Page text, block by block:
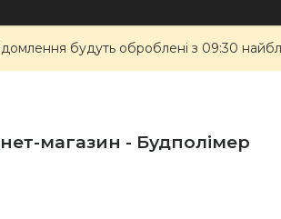
будуть оброблені з 09:30
магазин - Будполімер